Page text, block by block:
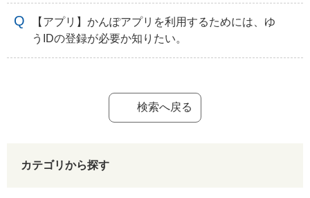
【アプリ】かんぽアプリを利用するためには、ゆ
うIDの登録が必要か知りたい。
検索へ戻る
カテゴリから探す